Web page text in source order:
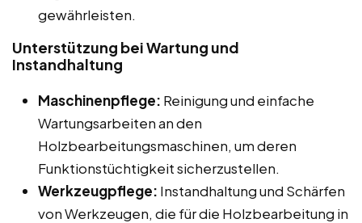
gewährleisten.
Unterstützung bei Wartung und
Instandhaltung
Maschinenpflege: Reinigung und einfache
Wartungsarbeiten an den
Holzbearbeitungsmaschinen, um deren
Funktionstüchtigkeit sicherzustellen.
Werkzeugpflege: Instandhaltung und Schärfen
von Werkzeugen, die für die Holzbearbeitung in